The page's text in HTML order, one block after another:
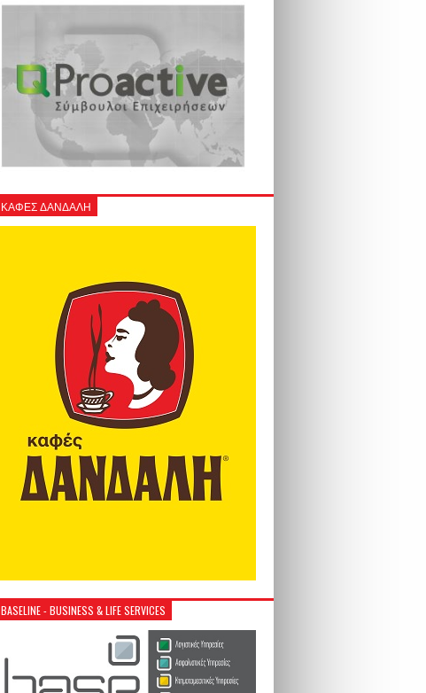
ΚΑΦΕΣ ΔΑΝΔΑΛΗ
BASELINE - BUSINESS & LIFE SERVICES